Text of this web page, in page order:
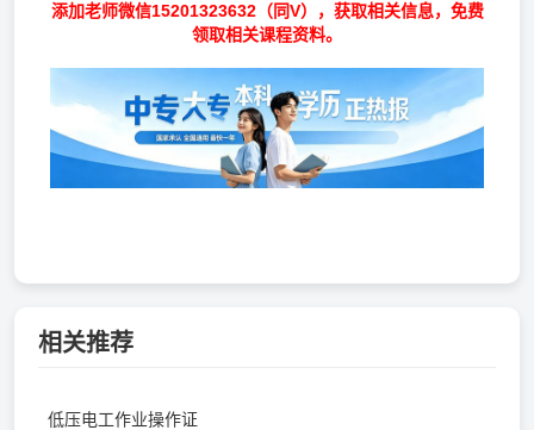
添加老师微信15201323632（同V），获取相关信息，免费
领取相关课程资料。
相关推荐
低压电工作业操作证